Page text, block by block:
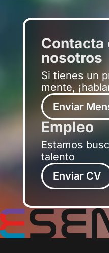
Contacta
nosotros
Si tienes un
mente,
Enviar
Empleo
Estamos
talento
Enviar CV